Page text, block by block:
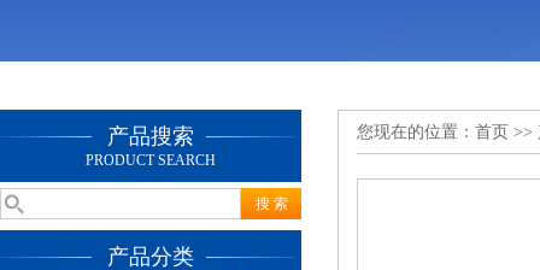
产品搜索
PRODUCT SEARCH
产品分类
您现在的位置： 首页 >>